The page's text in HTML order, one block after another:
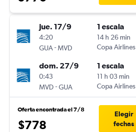
jue. 17/9
4:20
GUA-MVD
1 escala
14 h 26 min
Copa Airlines
dom. 27/9
0:43
MVD -GUA
1 escala
11 h 03 min
Copa Airlines
Oferta encontrada el 7/8
$778
Elegir
fechas